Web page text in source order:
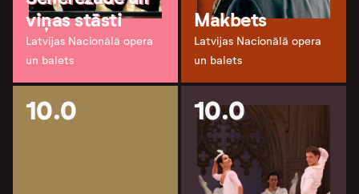
viņas stāsti
Latvijas Nacionālā opera
un balets
Makbets
Latvijas Nacionālā opera
un balets
10.0 10.0